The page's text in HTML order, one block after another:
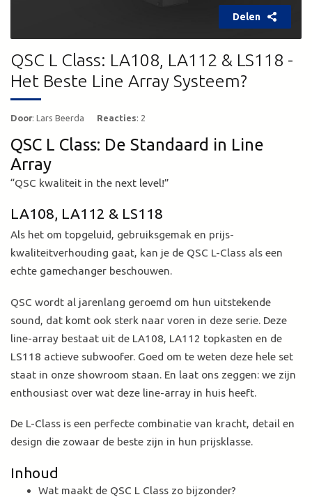
Delen
QSC L Class: LA108, LA112 & LS118 -
Het Beste Line Array Systeem?
Door: Lars Beerda Reacties: 2
QSC L Class: De Standaard in Line
Array
“QSC kwaliteit in the next level!”
LA108, LA112 & LS118
Als het om topgeluid, gebruiksgemak en prijs-
kwaliteitverhouding gaat, kan je de QSC L-Class als een
echte gamechanger beschouwen.
QSC wordt al jarenlang geroemd om hun uitstekende
sound, dat komt ook sterk naar voren in deze serie. Deze
line-array bestaat uit de LA108, LA112 topkasten en de
LS118 actieve subwoofer. Goed om te weten deze hele set
staat in onze showroom staan. En laat ons zeggen: we zijn
enthousiast over wat deze line-array in huis heeft.
De L-Class is een perfecte combinatie van kracht, detail en
design die zowaar de beste zijn in hun prijsklasse.
Inhoud
Wat maakt de QSC L Class zo bijzonder?